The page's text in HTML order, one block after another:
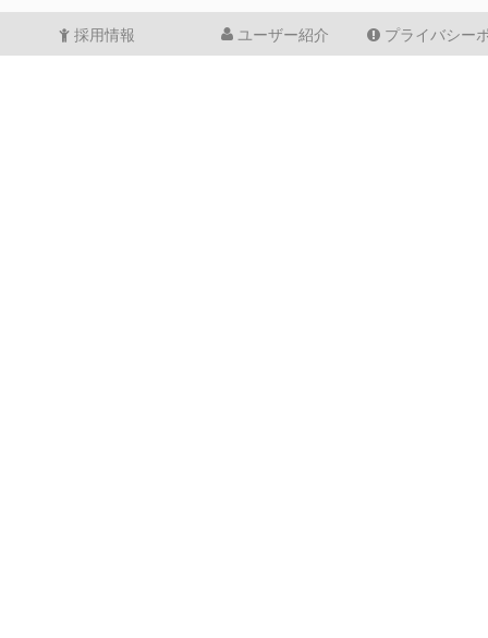
採用情報 ユーザー紹介 プライバシー